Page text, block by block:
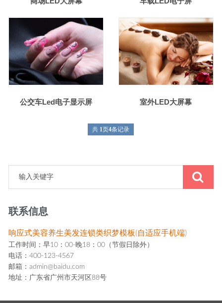
公交车Led电子显示屏 室外LED大屏幕
共 1页4条记录
联系信息
响应式美容养生美发连锁类织梦模板(自适应手机端)
工作时间：早10：00-晚18：00（节假日除外）
电话：400-123-4567
邮箱：admin@baidu.com
地址：广东省广州市天河区88号